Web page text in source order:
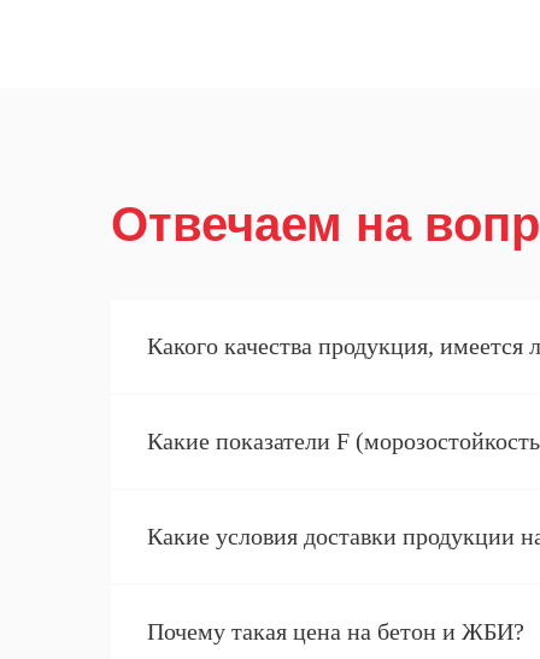
Отвечаем на
Какого качества продукция, имеется
Какие показатели F
Какие условия доставки продукции
Почему такая цена на бетон и ЖБИ?